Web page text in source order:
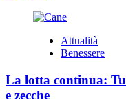
più
Pirigrif
a
della
Attualità
Benessere
La lotta continua:
e zecche